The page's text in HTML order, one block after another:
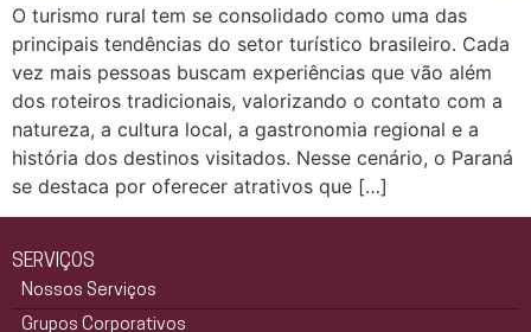
O turismo rural tem se consolidado como uma das
principais tendências do setor turístico brasileiro. Cada
vez mais pessoas buscam experiências que vão além
dos roteiros tradicionais, valorizando o contato com a
natureza, a cultura local, a gastronomia regional e a
história dos destinos visitados. Nesse cenário, o Paraná
se destaca por oferecer atrativos que […]
SERVIÇOS
Nossos Serviços
Grupos Corporativos